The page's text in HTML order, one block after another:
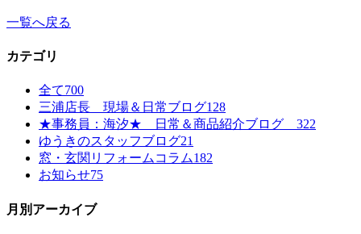
一覧へ戻る
カテゴリ
全て700
三浦店長 現場＆日常ブログ128
★事務員：海汐★ 日常＆商品紹介ブログ 322
ゆうきのスタッフブログ21
窓・玄関リフォームコラム182
お知らせ75
月別アーカイブ